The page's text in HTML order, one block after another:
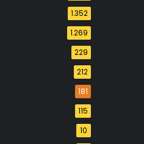
1.352
1.269
229
212
181
115
10